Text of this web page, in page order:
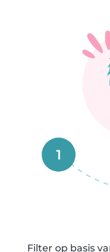
1
Filter op basis